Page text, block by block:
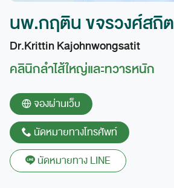
นพ.กฤติน ขจรวงศ์สถิต
Dr.Krittin Kajohnwongsatit
คลินิกลำไส้ใหญ่และทวารหนัก
จองผ่านเว็บ
นัดหมายทางโทรศัพท์
นัดหมายทาง LINE